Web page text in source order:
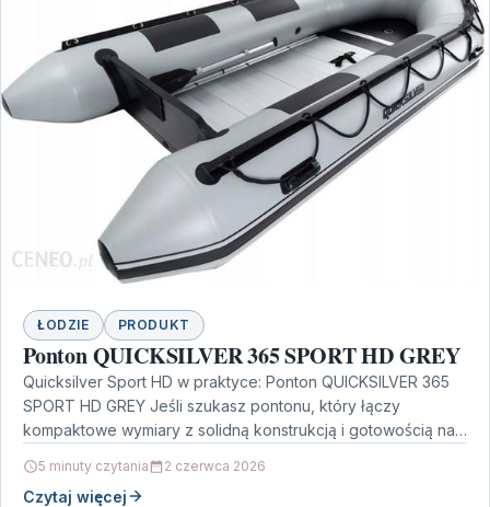
ŁODZIE PRODUKT
Ponton QUICKSILVER 365 SPORT HD GREY
Quicksilver Sport HD w praktyce: Ponton QUICKSILVER 365
SPORT HD GREY Jeśli szukasz pontonu, który łączy
kompaktowe wymiary z solidną konstrukcją i gotowością na…
5 minuty czytania 2 czerwca 2026
Czytaj więcej